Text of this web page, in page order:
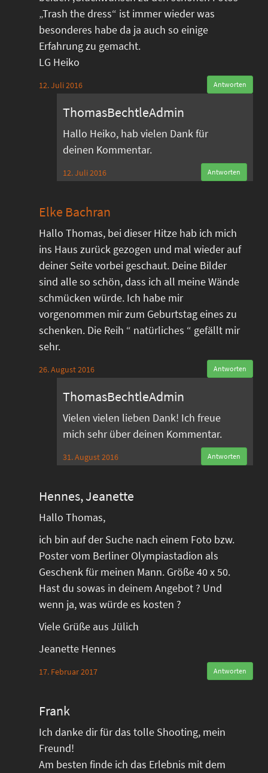
„Trash the dress“ ist immer wieder was
besonderes habe da ja auch so einige
Erfahrung zu gemacht.
LG Heiko
12. Juli 2016 Antworten
ThomasBechtleAdmin
Hallo Heiko, hab vielen Dank für
deinen Kommentar.
12. Juli 2016 Antworten
Elke Bachran
Hallo Thomas, bei dieser Hitze hab ich mich
ins Haus zurück gezogen und mal wieder auf
deiner Seite vorbei geschaut. Deine Bilder
sind alle so schön, dass ich all meine Wände
schmücken würde. Ich habe mir
vorgenommen mir zum Geburtstag eines zu
schenken. Die Reih “ natürliches “ gefällt mir
sehr.
26. August 2016 Antworten
ThomasBechtleAdmin
Vielen vielen lieben Dank! Ich freue
mich sehr über deinen Kommentar.
31. August 2016 Antworten
Hennes, Jeanette
Hallo Thomas,
ich bin auf der Suche nach einem Foto bzw.
Poster vom Berliner Olympiastadion als
Geschenk für meinen Mann. Größe 40 x 50.
Hast du sowas in deinem Angebot ? Und
wenn ja, was würde es kosten ?
Viele Grüße aus Jülich
Jeanette Hennes
17. Februar 2017 Antworten
Frank
Ich danke dir für das tolle Shooting, mein
Freund!
Am besten finde ich das Erlebnis mit dem